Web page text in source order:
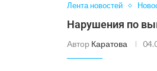
Лента новостей
Нарушения по
Автор Каратова